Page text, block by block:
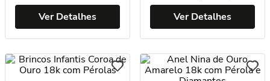
Ver Detalhes Ver Detalhes